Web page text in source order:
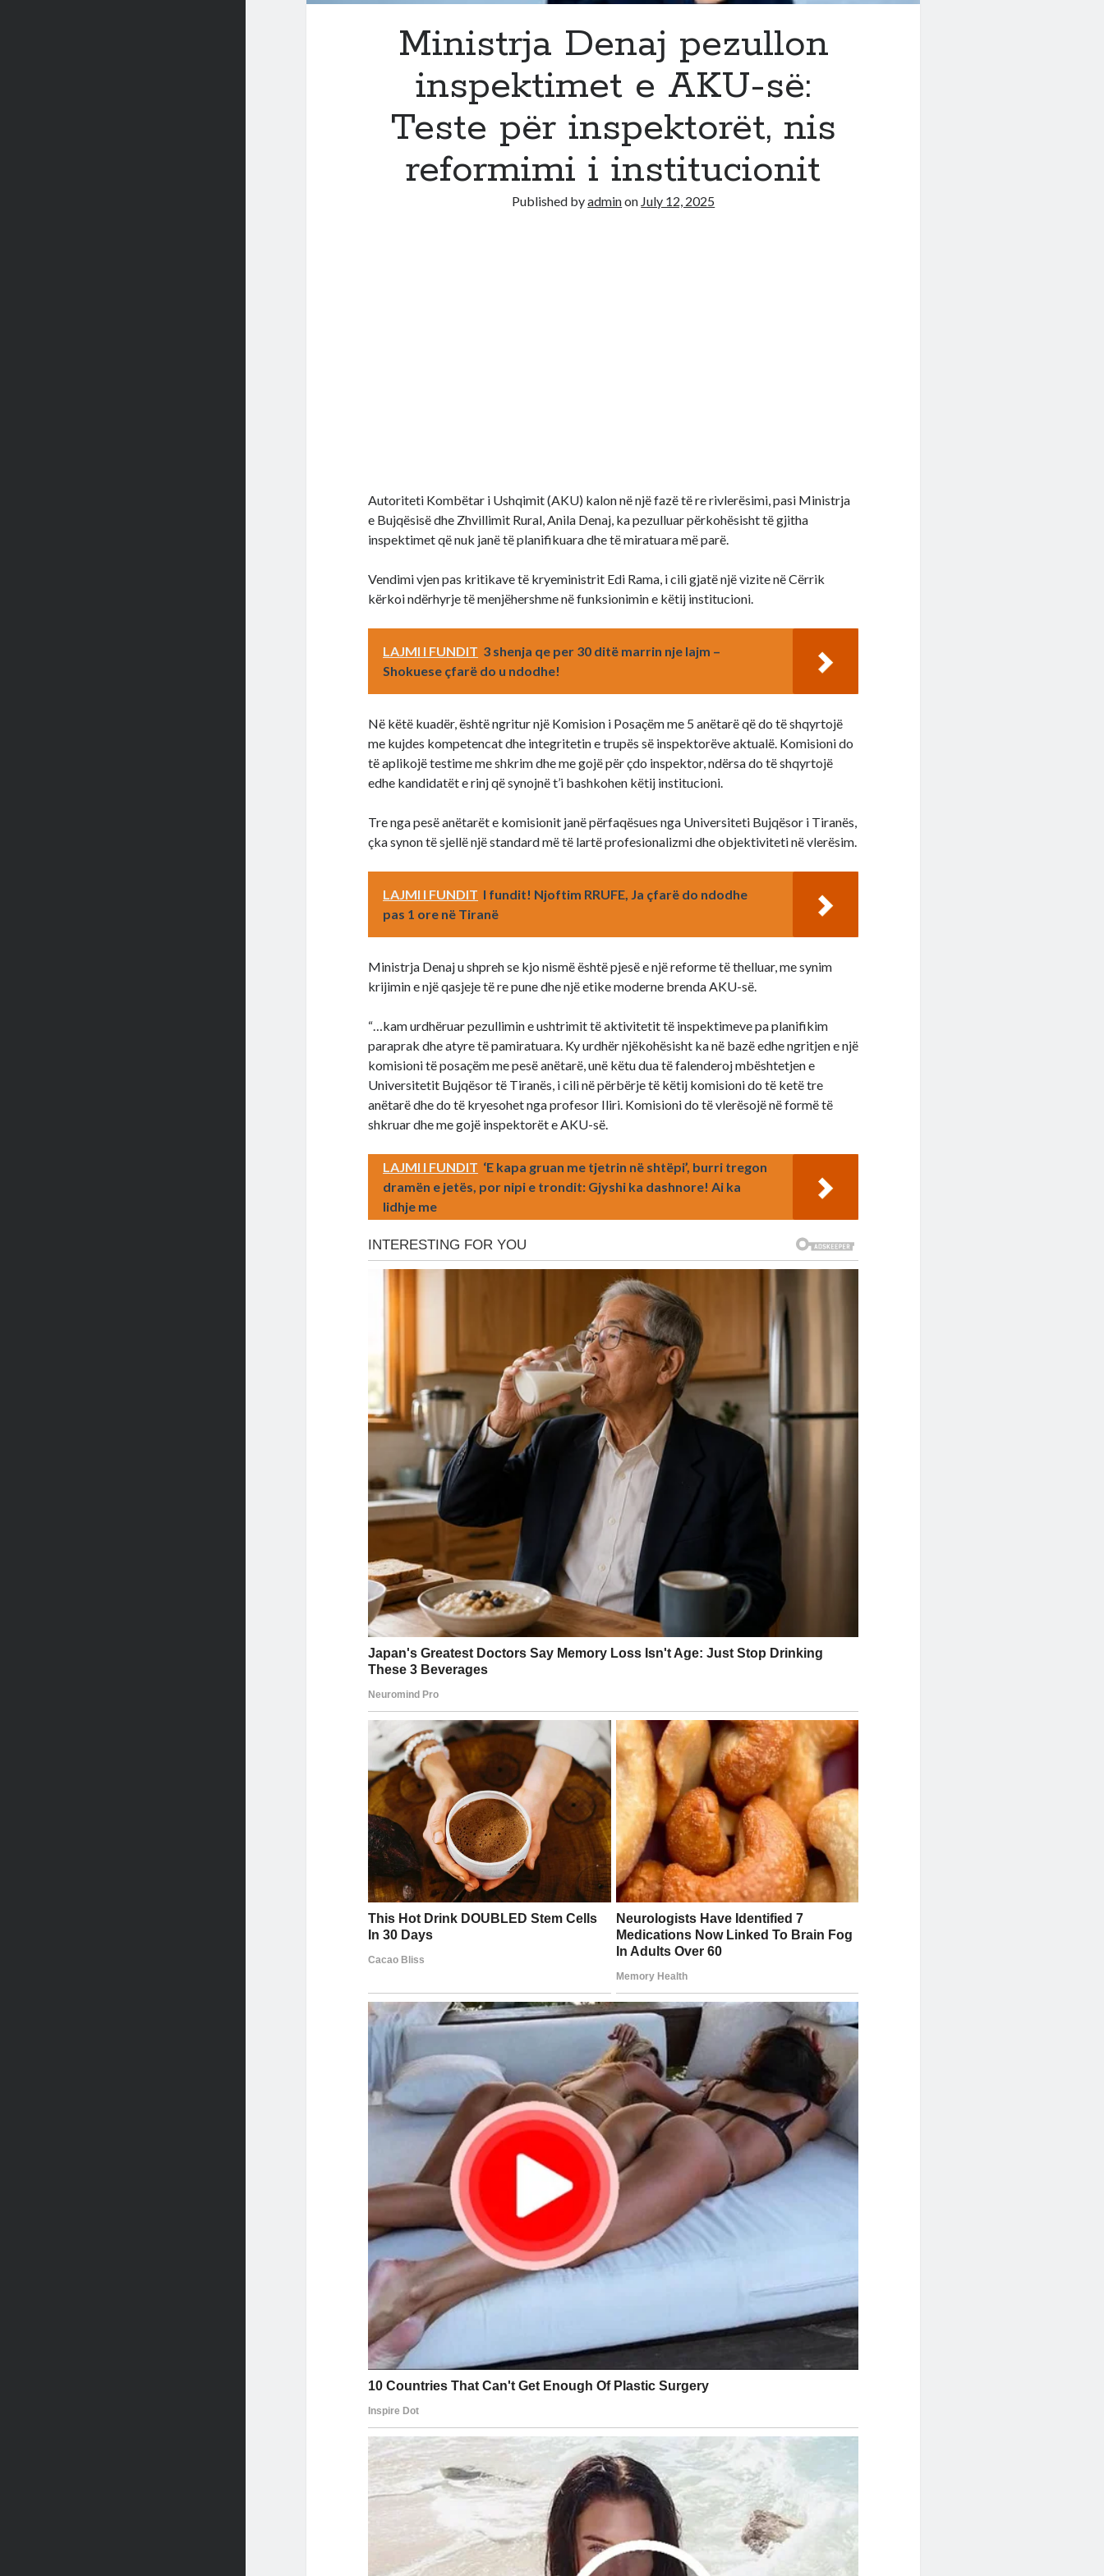
Ministrja Denaj pezullon
inspektimet e AKU-së:
Teste për inspektorët, nis
reformimi i institucionit
Published byadminon July 12, 2025
Autoriteti Kombëtar i Ushqimit (AKU) kalon në një fazë të re rivlerësimi, pasi Ministrja
e Bujqësisë dhe Zhvillimit Rural, Anila Denaj, ka pezulluar përkohësisht të gjitha
inspektimet që nuk janë të planifikuara dhe të miratuara më parë.
Vendimi vjen pas kritikave të kryeministrit Edi Rama, i cili gjatë një vizite në Cërrik
kërkoi ndërhyrje të menjëhershme në funksionimin e këtij institucioni.
LAJMI I FUNDIT 3 shenja qe per 30 ditë marrin nje lajm –
Shokuese çfarë do u ndodhe!
Në këtë kuadër, është ngritur një Komision i Posaçëm me 5 anëtarë që do të shqyrtojë
me kujdes kompetencat dhe integritetin e trupës së inspektorëve aktualë. Komisioni do
të aplikojë testime me shkrim dhe me gojë për çdo inspektor, ndërsa do të shqyrtojë
edhe kandidatët e rinj që synojnë t’i bashkohen këtij institucioni.
Tre nga pesë anëtarët e komisionit janë përfaqësues nga Universiteti Bujqësor i Tiranës,
çka synon të sjellë një standard më të lartë profesionalizmi dhe objektiviteti në vlerësim.
LAJMI I FUNDIT I fundit! Njoftim RRUFE, Ja çfarë do ndodhe
pas 1 ore në Tiranë
Ministrja Denaj u shpreh se kjo nismë është pjesë e një reforme të thelluar, me synim
krijimin e një qasjeje të re pune dhe një etike moderne brenda AKU-së.
“…kam urdhëruar pezullimin e ushtrimit të aktivitetit të inspektimeve pa planifikim
paraprak dhe atyre të pamiratuara. Ky urdhër njëkohësisht ka në bazë edhe ngritjen e një
komisioni të posaçëm me pesë anëtarë, unë këtu dua të falenderoj mbështetjen e
Universitetit Bujqësor të Tiranës, i cili në përbërje të këtij komisioni do të ketë tre
anëtarë dhe do të kryesohet nga profesor Iliri. Komisioni do të vlerësojë në formë të
shkruar dhe me gojë inspektorët e AKU-së.
LAJMI I FUNDIT ‘E kapa gruan me tjetrin në shtëpi’, burri tregon
dramën e jetës, por nipi e trondit: Gjyshi ka dashnore! Ai ka
lidhje me